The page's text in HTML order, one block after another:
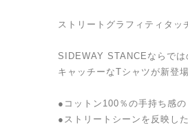
ストリートグラフィティタッ
SIDEWAY STANCEならでは
キャッチーなTシャツが新登場
●コットン100％の手持ち感
●ストリートシーンを反映し